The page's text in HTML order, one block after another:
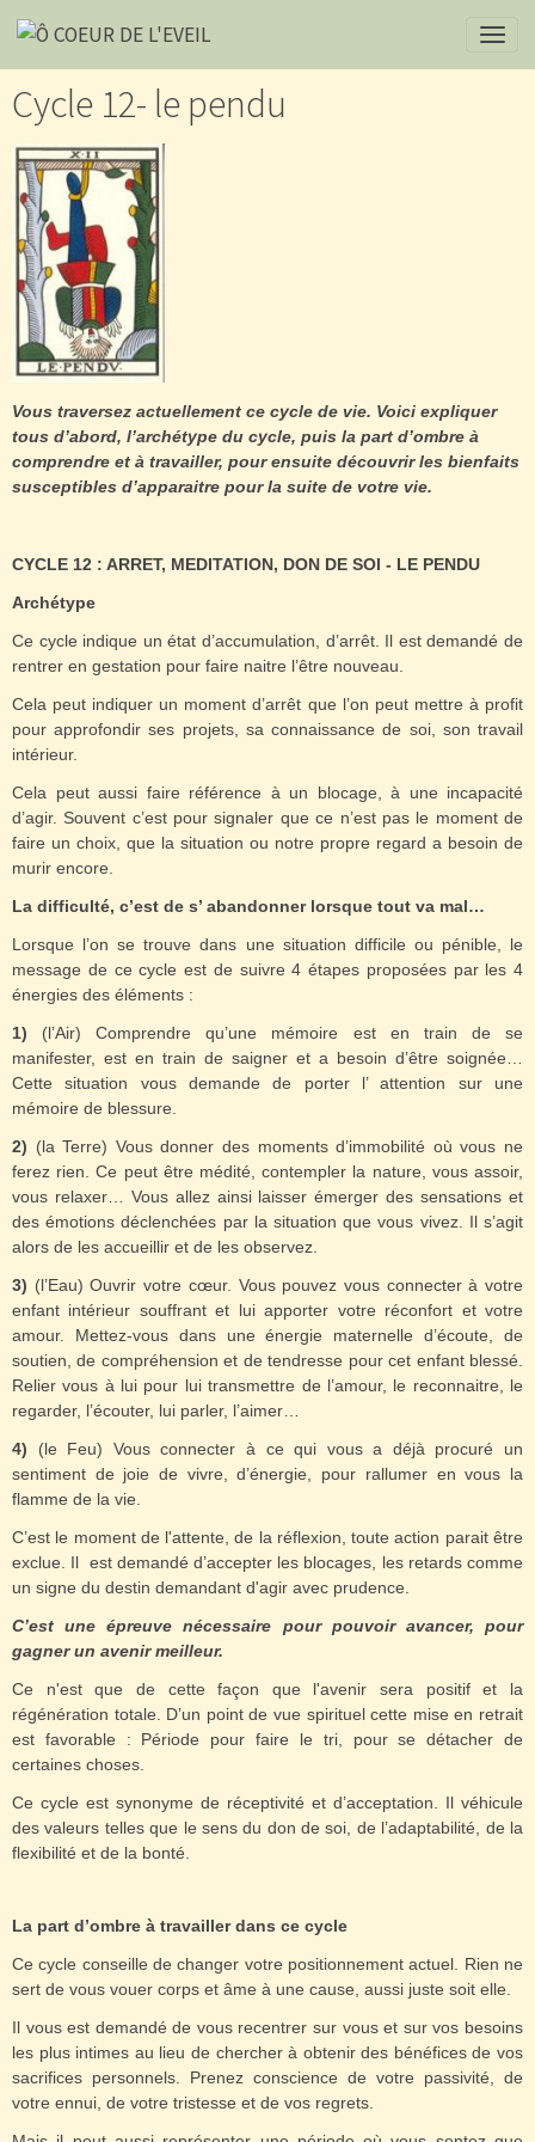
Cycle 12- le pendu
Vous traversez actuellement ce cycle de vie. Voici expliquer
tous d’abord, l’archétype du cycle, puis la part d’ombre à
comprendre et à travailler, pour ensuite découvrir les bienfaits
susceptibles d’apparaitre pour la suite de votre vie.
CYCLE 12 : ARRET, MEDITATION, DON DE SOI - LE PENDU
Archétype
Ce cycle indique un état d’accumulation, d’arrêt. Il est demandé de
rentrer en gestation pour faire naitre l’être nouveau.
Cela peut indiquer un moment d’arrêt que l’on peut mettre à profit
pour approfondir ses projets, sa connaissance de soi, son travail
intérieur.
Cela peut aussi faire référence à un blocage, à une incapacité
d’agir. Souvent c’est pour signaler que ce n’est pas le moment de
faire un choix, que la situation ou notre propre regard a besoin de
murir encore.
La difficulté, c’est de s’ abandonner lorsque tout va mal…
Lorsque l’on se trouve dans une situation difficile ou pénible, le
message de ce cycle est de suivre 4 étapes proposées par les 4
énergies des éléments :
1) (l’Air) Comprendre qu’une mémoire est en train de se
manifester, est en train de saigner et a besoin d’être soignée…
Cette situation vous demande de porter l’ attention sur une
mémoire de blessure.
2) (la Terre) Vous donner des moments d’immobilité où vous ne
ferez rien. Ce peut être médité, contempler la nature, vous assoir,
vous relaxer… Vous allez ainsi laisser émerger des sensations et
des émotions déclenchées par la situation que vous vivez. Il s’agit
alors de les accueillir et de les observez.
3) (l’Eau) Ouvrir votre cœur. Vous pouvez vous connecter à votre
enfant intérieur souffrant et lui apporter votre réconfort et votre
amour. Mettez-vous dans une énergie maternelle d’écoute, de
soutien, de compréhension et de tendresse pour cet enfant blessé.
Relier vous à lui pour lui transmettre de l’amour, le reconnaitre, le
regarder, l’écouter, lui parler, l’aimer…
4) (le Feu) Vous connecter à ce qui vous a déjà procuré un
sentiment de joie de vivre, d’énergie, pour rallumer en vous la
flamme de la vie.
C’est le moment de l'attente, de la réflexion, toute action parait être
exclue. Il est demandé d’accepter les blocages, les retards comme
un signe du destin demandant d'agir avec prudence.
C’est une épreuve nécessaire pour pouvoir avancer, pour
gagner un avenir meilleur.
Ce n'est que de cette façon que l'avenir sera positif et la
régénération totale. D’un point de vue spirituel cette mise en retrait
est favorable : Période pour faire le tri, pour se détacher de
certaines choses.
Ce cycle est synonyme de réceptivité et d’acceptation. Il véhicule
des valeurs telles que le sens du don de soi, de l’adaptabilité, de la
flexibilité et de la bonté.
La part d’ombre à travailler dans ce cycle
Ce cycle conseille de changer votre positionnement actuel. Rien ne
sert de vous vouer corps et âme à une cause, aussi juste soit elle.
Il vous est demandé de vous recentrer sur vous et sur vos besoins
les plus intimes au lieu de chercher à obtenir des bénéfices de vos
sacrifices personnels. Prenez conscience de votre passivité, de
votre ennui, de votre tristesse et de vos regrets.